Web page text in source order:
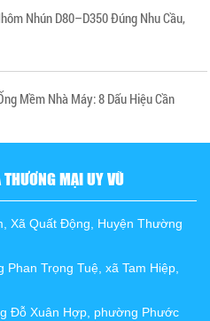
Nhún D80–D350 Đúng Nhu Cầu,
Mềm Nhà Máy: 8 Dấu Hiệu Cần
MẠI UY VŨ
Xã Quất Động, Huyện Thường
Trọng Tuệ, xã Tam Hiệp,
Đỗ Xuân Hợp, phường Phước